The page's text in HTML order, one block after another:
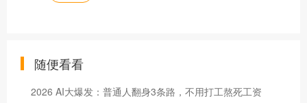
随便看看
2026 AI大爆发：普通人翻身3条路，不用打工熬死工资